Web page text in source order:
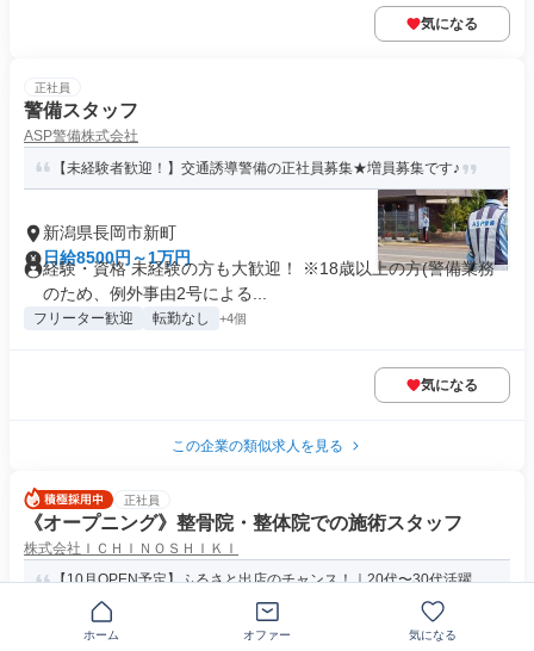
気になる
正社員
警備スタッフ
ASP警備株式会社
【未経験者歓迎！】交通誘導警備の正社員募集★増員募集です♪
新潟県長岡市新町
日給8500円～1万円
経験・資格 未経験の方も大歓迎！ ※18歳以上の方(警備業務
のため、例外事由2号による...
フリーター歓迎 転勤なし +4個
気になる
この企業の類似求人を見る
正社員
《オープニング》整骨院・整体院での施術スタッフ
株式会社ＩＣＨＩＮＯＳＨＩＫＩ
【10月OPEN予定】ふるさと出店のチャンス！｜20代〜30代活躍
中！｜無資格OK｜未経験...
ホーム オファー 気になる